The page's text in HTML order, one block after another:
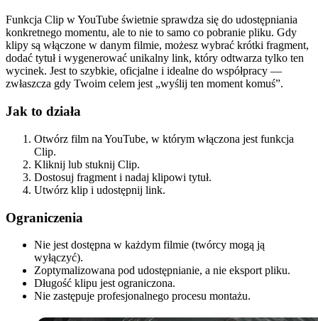
Funkcja Clip w YouTube świetnie sprawdza się do udostępniania
konkretnego momentu, ale to nie to samo co pobranie pliku. Gdy
klipy są włączone w danym filmie, możesz wybrać krótki fragment,
dodać tytuł i wygenerować unikalny link, który odtwarza tylko ten
wycinek. Jest to szybkie, oficjalne i idealne do współpracy —
zwłaszcza gdy Twoim celem jest „wyślij ten moment komuś”.
Jak to działa
Otwórz film na YouTube, w którym włączona jest funkcja
Clip.
Kliknij lub stuknij Clip.
Dostosuj fragment i nadaj klipowi tytuł.
Utwórz klip i udostępnij link.
Ograniczenia
Nie jest dostępna w każdym filmie (twórcy mogą ją
wyłączyć).
Zoptymalizowana pod udostępnianie, a nie eksport pliku.
Długość klipu jest ograniczona.
Nie zastępuje profesjonalnego procesu montażu.